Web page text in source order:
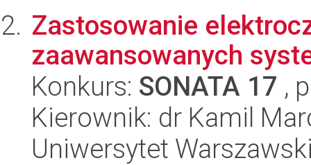
Zastosowanie
zaawansowanych
Konkurs: SONATA 17 ,
Kierownik: dr Kamil
Uniwersytet